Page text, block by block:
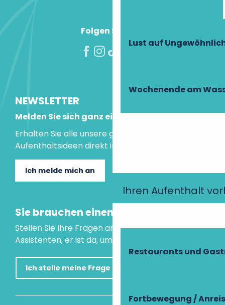
Lust auf
Wochenende am
Ihren Aufenthalt
Restaurants und
Fortbewegung /
Folgen Sie uns!
NEWSLETTER
Melden Sie sich ganz einfach an!
Erhalten Sie alle unsere guten Tipps und
Aufenthaltsideen direkt in Ihre Mailbox.
Ich melde mich an
Sie brauchen einen Rat?
Stellen Sie Ihre Fragen an unseren virtuellen
Assistenten, er ist da, um Ihnen zu helfen.
Ich stelle meine Frage